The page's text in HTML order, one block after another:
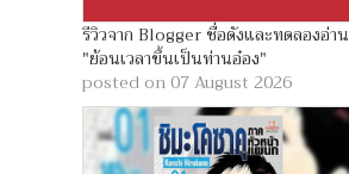
รีวิวจาก Blogger ชื่อดังและทดลองอ่าน
"ย้อนเวลาขึ้นเป็นท่านอ๋อง"
posted on 07 August 2026